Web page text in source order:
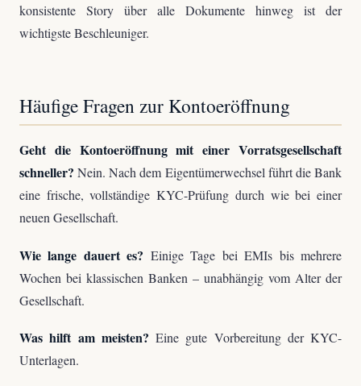
konsistente Story über alle Dokumente hinweg ist der
wichtigste Beschleuniger.
Häufige Fragen zur Kontoeröffnung
Geht die Kontoeröffnung mit einer Vorratsgesellschaft
schneller? Nein. Nach dem Eigentümerwechsel führt die Bank
eine frische, vollständige KYC-Prüfung durch wie bei einer
neuen Gesellschaft.
Wie lange dauert es? Einige Tage bei EMIs bis mehrere
Wochen bei klassischen Banken – unabhängig vom Alter der
Gesellschaft.
Was hilft am meisten? Eine gute Vorbereitung der KYC-
Unterlagen.